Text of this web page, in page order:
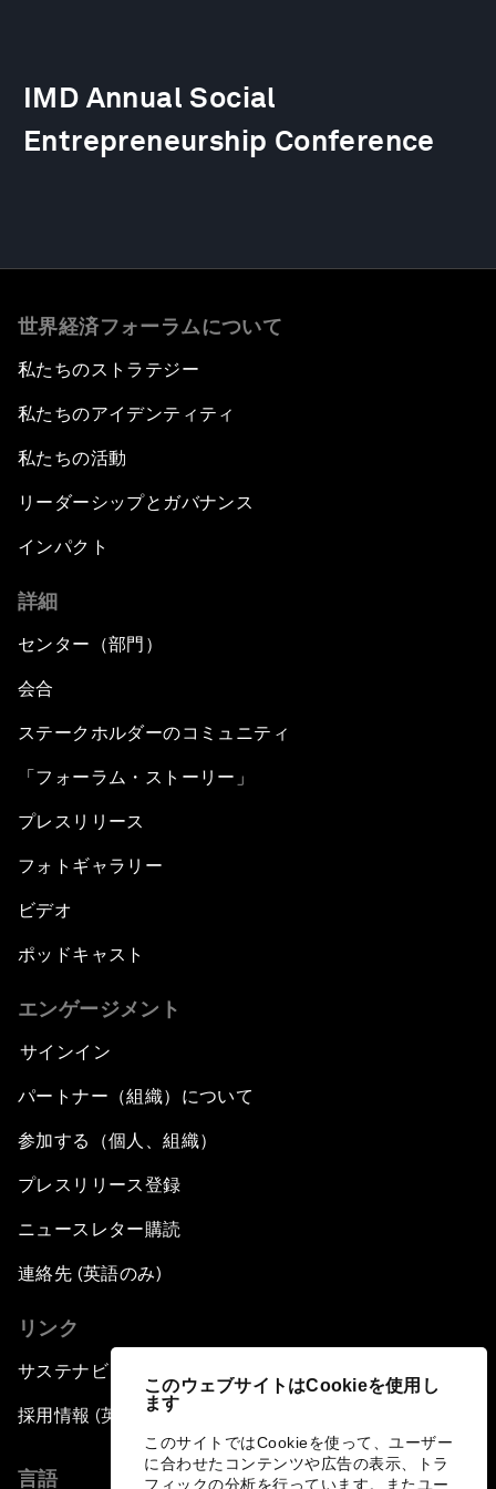
このウェブサイトはCookieを使用し
ます
このサイトではCookieを使って、ユーザー
に合わせたコンテンツや広告の表示、トラ
フィックの分析を行っています。またユー
IMD Annual Social
Entrepreneurship Conference
世界経済フォーラムについて
私たちのストラテジー
私たちのアイデンティティ
私たちの活動
リーダーシップとガバナンス
インパクト
詳細
センター（部門）
会合
ステークホルダーのコミュニティ
「フォーラム・ストーリー」
プレスリリース
フォトギャラリー
ビデオ
ポッドキャスト
エンゲージメント
サインイン
パートナー（組織）について
参加する（個人、組織）
プレスリリース登録
ニュースレター購読
連絡先 (英語のみ)
リンク
サステナビリティへの取り組み
採用情報 (英語のみ)
言語